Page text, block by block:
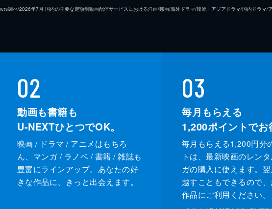
調べ/2026年7⽉ 国内の主要な定額制動画配信サービスにおける洋画/邦画/海外ドラマ/韓流・アジアドラマ/国内ドラマ/
02
動画も書籍も
U-NEXTひとつでOK。
映画 / ドラマ / アニメはもちろ
ん、マンガ / ラノベ / 書籍 / 雑誌も
豊富にラインアップ。あなたの好
きな作品に、きっと出会えます。
03
毎月もらえる
1,200ポイントでお
毎月もらえる1,200円分
トは、最新映画のレン
ガの購入に使えます。
越すこともできるので
作品にご利用ください。